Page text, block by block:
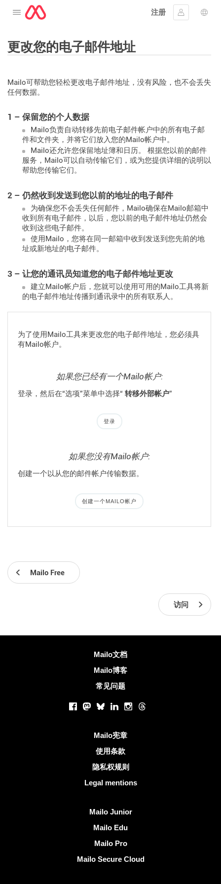
打开菜单
注册
登入 语言
更改您的电子邮件地址
Mailo可帮助您轻松更改电子邮件地址，没有风险，也不会丢失
任何数据。
1 – 保留您的个人数据
Mailo负责自动转移先前电子邮件帐户中的所有电子邮
件和文件夹，并将它们放入您的Mailo帐户中。
Mailo还允许您保留地址簿和日历。 根据您以前的邮件
服务，Mailo可以自动传输它们，或为您提供详细的说明以
帮助您传输它们。
2 – 仍然收到发送到您以前的地址的电子邮件
为确保您不会丢失任何邮件，Mailo确保在Mailo邮箱中
收到所有电子邮件，以后，您以前的电子邮件地址仍然会
收到这些电子邮件。
使用Mailo，您将在同一邮箱中收到发送到您先前的地
址或新地址的电子邮件。
3 – 让您的通讯员知道您的电子邮件地址更改
建立Mailo帐户后，您就可以使用可用的Mailo工具将新
的电子邮件地址传播到通讯录中的所有联系人。
为了使用Mailo工具来更改您的电子邮件地址，您必须具
有Mailo帐户。
如果您已经有一个Mailo帐户:
登录，然后在“选项”菜单中选择“ 转移外部帐户”
登录
如果您没有Mailo帐户:
创建一个以从您的邮件帐户传输数据。
创建一个MAILO帐户
Mailo Free
访问
Mailo文档
Mailo博客
常见问题
Facebook
Mastodon
BlueskyLinkedInInstagram
Threads
Mailo宪章
使用条款
隐私权规则
Legal mentions
Mailo Junior
Mailo Edu
Mailo Pro
Mailo Secure Cloud